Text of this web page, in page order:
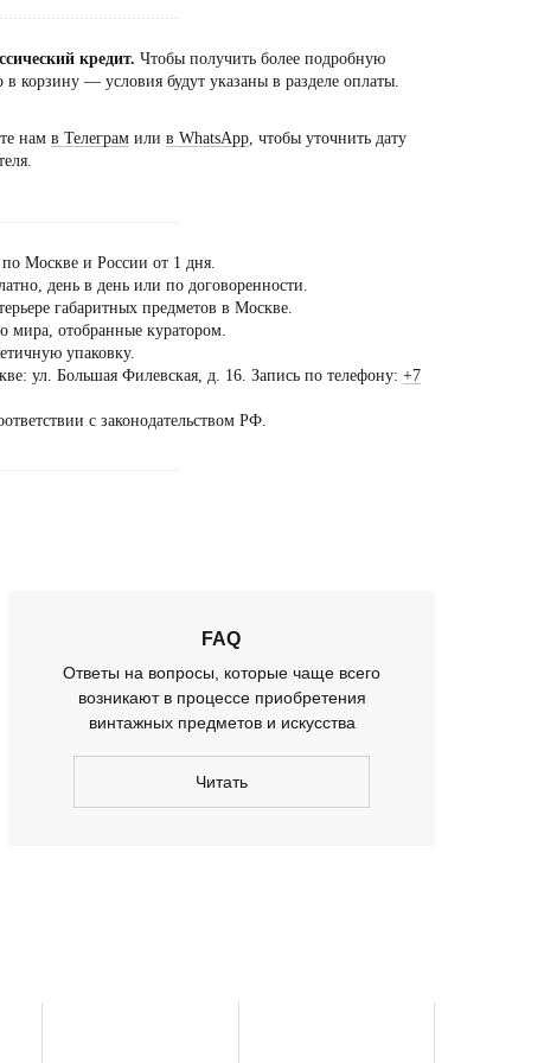
кредит. Чтобы получить более подробную
корзину — условия будут указаны в разделе оплаты.
нам в Телеграм или в WhatsApp, чтобы уточнить дату
по Москве и России от 1 дня.
день в день или по договоренности.
габаритных предметов в Москве.
мира, отобранные куратором.
упаковку.
ул. Большая Филевская, д. 16. Запись по телефону: +7
с законодательством РФ.
FAQ
Ответы на вопросы, которые чаще всего
возникают в процессе приобретения
винтажных предметов и искусства
Читать